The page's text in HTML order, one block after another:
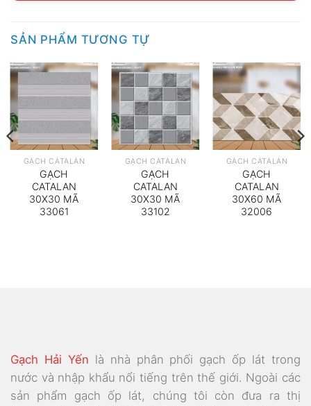
SẢN PHẨM TƯƠNG TỰ
GẠCH CATALAN
GẠCH
CATALAN
30X30 MÃ
33061
GẠCH CATALAN
GẠCH
CATALAN
30X30 MÃ
33102
GẠCH CATALAN
GẠCH
CATALAN
30X60 MÃ
32006
Gạch Hải Yến là nhà phân phối gạch ốp lát trong
nước và nhập khẩu nổi tiếng trên thế giới. Ngoài các
sản phẩm gạch ốp lát, chúng tôi còn đưa ra thị